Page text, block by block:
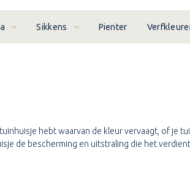
Sikkens Pienter
hebt waarvan de kleur vervaagt, of je
de bescherming en uitstraling die het